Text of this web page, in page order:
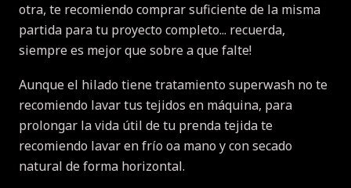
otra, te recomiendo comprar suficiente de la misma
partida para tu proyecto completo... recuerda,
siempre es mejor que sobre a que falte!
Aunque el hilado tiene tratamiento superwash no te
recomiendo lavar tus tejidos en máquina, para
prolongar la vida útil de tu prenda tejida te
recomiendo lavar en frío oa mano y con secado
natural de forma horizontal.